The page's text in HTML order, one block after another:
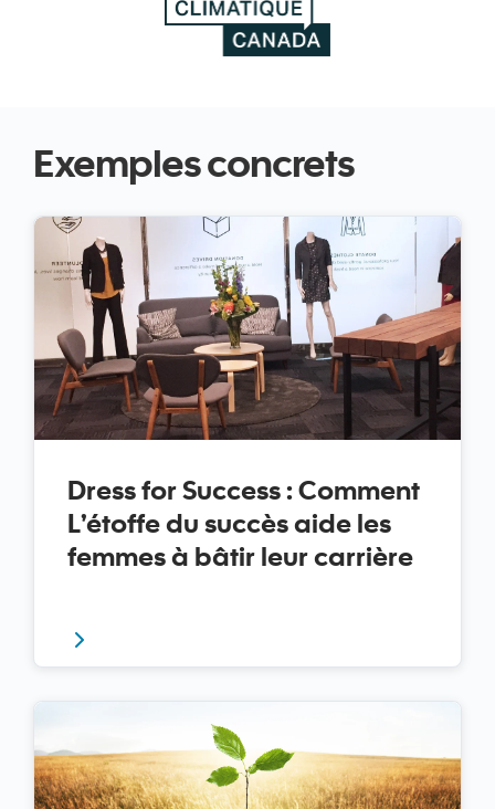
Exemples concrets
Dress for Success : Comment
L’étoffe du succès aide les
femmes à bâtir leur carrière
Dress for Success